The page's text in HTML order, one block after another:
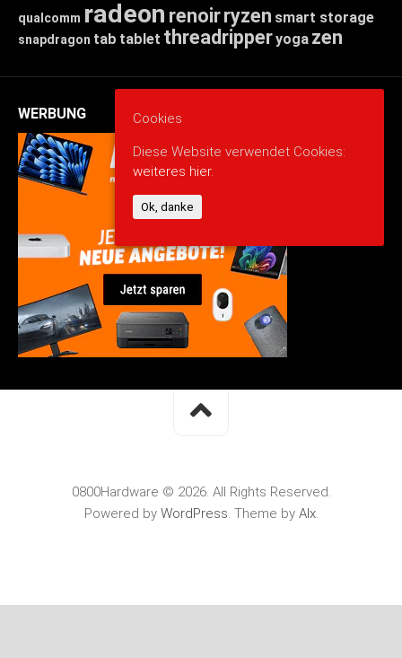
qualcomm radeon renoirryzen smart storage
snapdragon tab tablet threadripperyoga zen
WERBUNG
0800Hardware © 2026. All Rights Reserved.
Powered by WordPress. Theme by Alx.
Cookies
Diese Website verwendet Cookies:
weiteres hier.
Ok, danke